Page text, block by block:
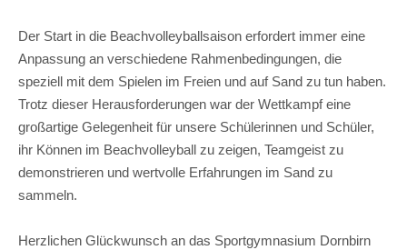
Der Start in die Beachvolleyballsaison erfordert immer eine
Anpassung an verschiedene Rahmenbedingungen, die
speziell mit dem Spielen im Freien und auf Sand zu tun haben.
Trotz dieser Herausforderungen war der Wettkampf eine
großartige Gelegenheit für unsere Schülerinnen und Schüler,
ihr Können im Beachvolleyball zu zeigen, Teamgeist zu
demonstrieren und wertvolle Erfahrungen im Sand zu
sammeln.
Herzlichen Glückwunsch an das Sportgymnasium Dornbirn